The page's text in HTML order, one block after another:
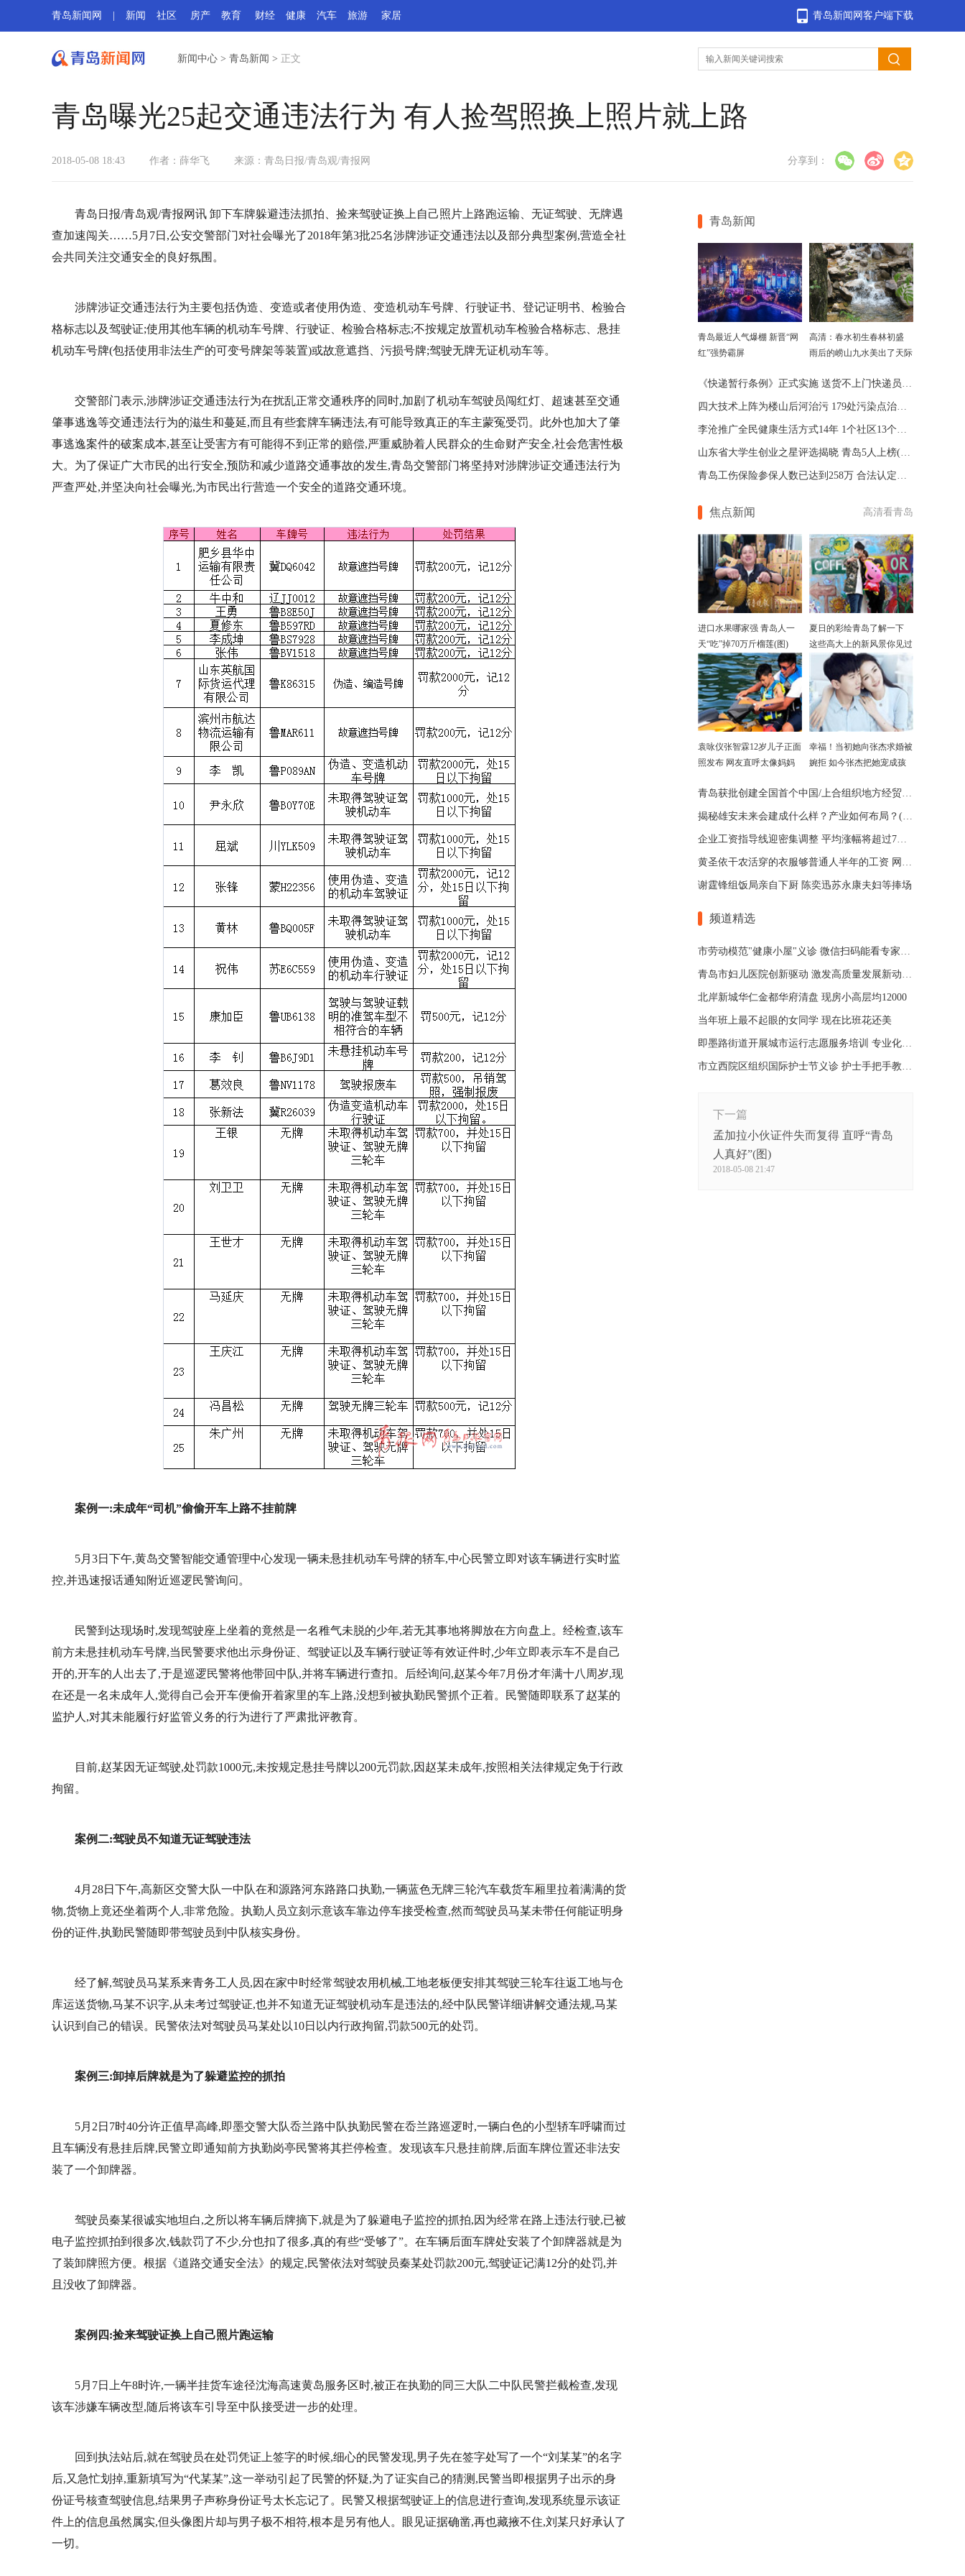
青岛新闻网客户端下载
青岛新闻网 新闻 社区 房产 教育 财经 健康 汽车 旅游 家居
新闻中心 > 青岛新闻 > 正文
青岛曝光25起交通违法行为 有人捡驾照换上照片就上路
2018-05-08 18:43 作者：薛华飞 来源： 青岛日报/青岛观/青报网 分享到：
青岛日报/青岛观/青报网讯 卸下车牌躲避违法抓拍、捡来驾驶证换上自己照片上路跑运输、无证驾驶、无牌遇
查加速闯关……5月7日,公安交警部门对社会曝光了2018年第3批25名涉牌涉证交通违法以及部分典型案例,营造全社
会共同关注交通安全的良好氛围。
涉牌涉证交通违法行为主要包括伪造、变造或者使用伪造、变造机动车号牌、行驶证书、登记证明书、检验合
格标志以及驾驶证;使用其他车辆的机动车号牌、行驶证、检验合格标志;不按规定放置机动车检验合格标志、悬挂
机动车号牌(包括使用非法生产的可变号牌架等装置)或故意遮挡、污损号牌;驾驶无牌无证机动车等。
交警部门表示,涉牌涉证交通违法行为在扰乱正常交通秩序的同时,加剧了机动车驾驶员闯红灯、超速甚至交通
肇事逃逸等交通违法行为的滋生和蔓延,而且有些套牌车辆违法,有可能导致真正的车主蒙冤受罚。此外也加大了肇
事逃逸案件的破案成本,甚至让受害方有可能得不到正常的赔偿,严重威胁着人民群众的生命财产安全,社会危害性极
大。为了保证广大市民的出行安全,预防和减少道路交通事故的发生,青岛交警部门将坚持对涉牌涉证交通违法行为
严查严处,并坚决向社会曝光,为市民出行营造一个安全的道路交通环境。
案例一:未成年“司机”偷偷开车上路不挂前牌
5月3日下午,黄岛交警智能交通管理中心发现一辆未悬挂机动车号牌的轿车,中心民警立即对该车辆进行实时监
控,并迅速报话通知附近巡逻民警询问。
民警到达现场时,发现驾驶座上坐着的竟然是一名稚气未脱的少年,若无其事地将脚放在方向盘上。经检查,该车
前方未悬挂机动车号牌,当民警要求他出示身份证、驾驶证以及车辆行驶证等有效证件时,少年立即表示车不是自己
开的,开车的人出去了,于是巡逻民警将他带回中队,并将车辆进行查扣。后经询问,赵某今年7月份才年满十八周岁,现
在还是一名未成年人,觉得自己会开车便偷开着家里的车上路,没想到被执勤民警抓个正着。民警随即联系了赵某的
监护人,对其未能履行好监管义务的行为进行了严肃批评教育。
目前,赵某因无证驾驶,处罚款1000元,未按规定悬挂号牌以200元罚款,因赵某未成年,按照相关法律规定免于行政
拘留。
案例二:驾驶员不知道无证驾驶违法
4月28日下午,高新区交警大队一中队在和源路河东路路口执勤,一辆蓝色无牌三轮汽车载货车厢里拉着满满的货
物,货物上竟还坐着两个人,非常危险。执勤人员立刻示意该车靠边停车接受检查,然而驾驶员马某未带任何能证明身
份的证件,执勤民警随即带驾驶员到中队核实身份。
经了解,驾驶员马某系来青务工人员,因在家中时经常驾驶农用机械,工地老板便安排其驾驶三轮车往返工地与仓
库运送货物,马某不识字,从未考过驾驶证,也并不知道无证驾驶机动车是违法的,经中队民警详细讲解交通法规,马某
认识到自己的错误。民警依法对驾驶员马某处以10日以内行政拘留,罚款500元的处罚。
案例三:卸掉后牌就是为了躲避监控的抓拍
5月2日7时40分许正值早高峰,即墨交警大队岙兰路中队执勤民警在岙兰路巡逻时,一辆白色的小型轿车呼啸而过
且车辆没有悬挂后牌,民警立即通知前方执勤岗亭民警将其拦停检查。发现该车只悬挂前牌,后面车牌位置还非法安
装了一个卸牌器。
驾驶员秦某很诚实地坦白,之所以将车辆后牌摘下,就是为了躲避电子监控的抓拍,因为经常在路上违法行驶,已被
电子监控抓拍到很多次,钱款罚了不少,分也扣了很多,真的有些“受够了”。在车辆后面车牌处安装了个卸牌器就是为
了装卸牌照方便。根据《道路交通安全法》的规定,民警依法对驾驶员秦某处罚款200元,驾驶证记满12分的处罚,并
且没收了卸牌器。
案例四:捡来驾驶证换上自己照片跑运输
5月7日上午8时许,一辆半挂货车途径沈海高速黄岛服务区时,被正在执勤的同三大队二中队民警拦截检查,发现
该车涉嫌车辆改型,随后将该车引导至中队接受进一步的处理。
回到执法站后,就在驾驶员在处罚凭证上签字的时候,细心的民警发现,男子先在签字处写了一个“刘某某”的名字
后,又急忙划掉,重新填写为“代某某”,这一举动引起了民警的怀疑,为了证实自己的猜测,民警当即根据男子出示的身
份证号核查驾驶信息,结果男子声称身份证号太长忘记了。民警又根据驾驶证上的信息进行查询,发现系统显示该证
件上的信息虽然属实,但头像图片却与男子极不相符,根本是另有他人。眼见证据确凿,再也藏掖不住,刘某只好承认了
一切。
青岛新闻
青岛最近人气爆棚 新晋“网
红”强势霸屏
高清：春水初生春林初盛
雨后的崂山九水美出了天际
《快递暂行条例》正式实施 送货不上门快递员属违规
四大技术上阵为楼山后河治污 179处污染点治理完成
李沧推广全民健康生活方式14年 1个社区13个健身组织
山东省大学生创业之星评选揭晓 青岛5人上榜(名单)
青岛工伤保险参保人数已达到258万 合法认定非常关键
焦点新闻 高清看青岛
进口水果哪家强 青岛人一
天“吃”掉70万斤榴莲(图)
夏日的彩绘青岛了解一下
这些高大上的新风景你见过
袁咏仪张智霖12岁儿子正面
照发布 网友直呼太像妈妈
幸福！当初她向张杰求婚被
婉拒 如今张杰把她宠成孩
青岛获批创建全国首个中国/上合组织地方经贸合作示范区
揭秘雄安未来会建成什么样？产业如何布局？(图)
企业工资指导线迎密集调整 平均涨幅将超过7%(图)
黄圣依干农活穿的衣服够普通人半年的工资 网友：买不起
谢霆锋组饭局亲自下厨 陈奕迅苏永康夫妇等捧场
频道精选
市劳动模范"健康小屋"义诊 微信扫码能看专家讲座
青岛市妇儿医院创新驱动 激发高质量发展新动能报告
北岸新城华仁金都华府清盘 现房小高层均12000
当年班上最不起眼的女同学 现在比班花还美
即墨路街道开展城市运行志愿服务培训 专业化助力志愿服务
市立西院区组织国际护士节义诊 护士手把手教护理
下一篇
孟加拉小伙证件失而复得 直呼“青岛
人真好”(图)
2018-05-08 21:47